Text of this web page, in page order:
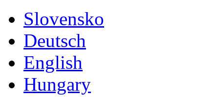
Slovensko
Deutsch
English
Hungary